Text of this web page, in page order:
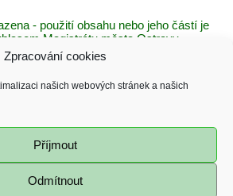
Zpracování cookies
našich webových stránek a našich
Příjmout
Odmítnout
- použití obsahu nebo jeho částí je
Magistrátu města Ostravy.